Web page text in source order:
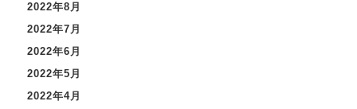
2022年8月
2022年7月
2022年6月
2022年5月
2022年4月